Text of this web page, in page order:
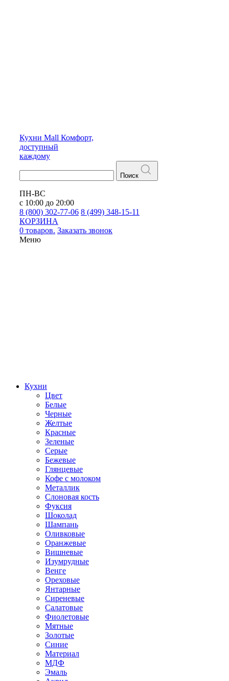
Кухни Mall Комфорт,
доступный
каждому
Поиск
ПН-ВС
с 10:00 до 20:00
8 (800) 302-77-06 8 (499) 348-15-11
КОРЗИНА
0 товаров. Заказать звонок
Меню
Кухни
Цвет
Белые
Черные
Желтые
Красные
Зеленые
Серые
Бежевые
Глянцевые
Кофе с молоком
Металлик
Слоновая кость
Фуксия
Шоколад
Шампань
Оливковые
Оранжевые
Вишневые
Изумрудные
Венге
Ореховые
Янтарные
Сиреневые
Салатовые
Фиолетовые
Мятные
Золотые
Синие
Материал
МДФ
Эмаль